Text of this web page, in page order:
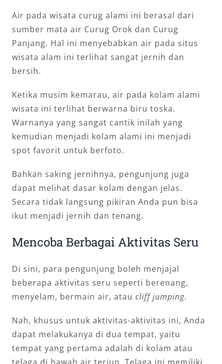
Air pada wisata curug alami ini berasal dari
sumber mata air Curug Orok dan Curug
Panjang. Hal ini menyebabkan air pada situs
wisata alam ini terlihat sangat jernih dan
bersih.
Ketika musim kemarau, air pada kolam alami
wisata ini terlihat berwarna biru toska.
Warnanya yang sangat cantik inilah yang
kemudian menjadi kolam alami ini menjadi
spot favorit untuk berfoto.
Bahkan saking jernihnya, pengunjung juga
dapat melihat dasar kolam dengan jelas.
Secara tidak langsung pikiran Anda pun bisa
ikut menjadi jernih dan tenang.
Mencoba Berbagai Aktivitas Seru
Di sini, para pengunjung boleh menjajal
beberapa aktivitas seru seperti berenang,
menyelam, bermain air, atau cliff jumping.
Nah, khusus untuk aktivitas-aktivitas ini, Anda
dapat melakukanya di dua tempat, yaitu
tempat yang pertama adalah di kolam atau